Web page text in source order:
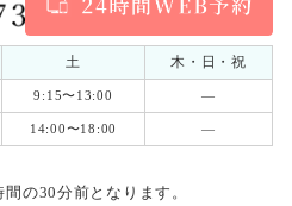
土
木・日・祝
9:15〜13:00 ―
14:00〜18:00 ―
の30分前となります。